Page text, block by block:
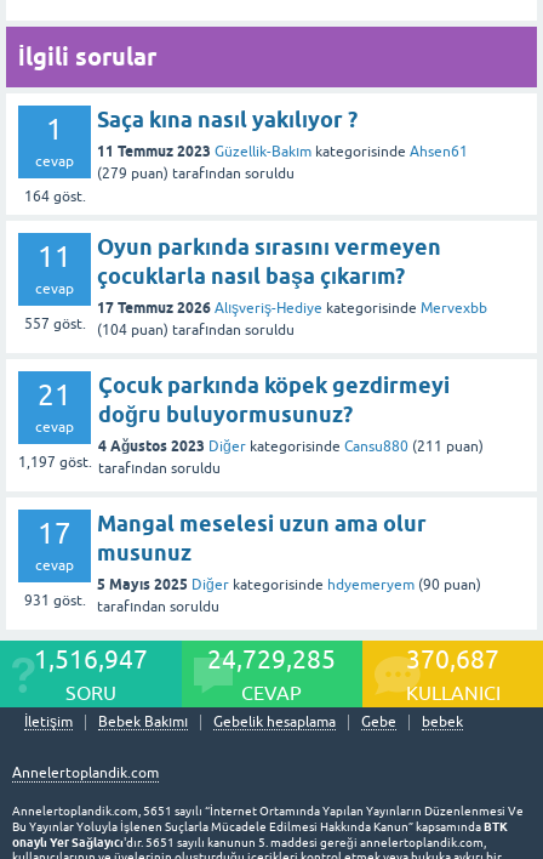
İlgili sorular
1
cevap
164göst.
Saça kına nasıl yakılıyor ?
11 Temmuz 2023 Güzellik-Bakım kategorisinde Ahsen61
(279 puan) tarafından soruldu
11
cevap
557 göst.
Oyun parkında sırasını vermeyen
çocuklarla nasıl başa çıkarım?
17 Temmuz 2026 Alışveriş-Hediye kategorisinde Mervexbb
(104 puan) tarafından soruldu
21
cevap
1,197 göst.
Çocuk parkında köpek gezdirmeyi
doğru buluyormusunuz?
4 Ağustos 2023 Diğer kategorisinde Cansu880 (211 puan)
tarafından soruldu
17
cevap
931 göst.
Mangal meselesi uzun ama olur
musunuz
5 Mayıs 2025 Diğer kategorisinde hdyemeryem (90 puan)
tarafından soruldu
1,516,947
SORU
24,729,285
CEVAP
370,687
KULLANICI
İletişim Bebek Bakımı Gebelik hesaplama Gebe bebek
Annelertoplandik.com
Annelertoplandik.com, 5651 sayılı “İnternet Ortamında Yapılan Yayınların Düzenlenmesi Ve
Bu Yayınlar Yoluyla İşlenen Suçlarla Mücadele Edilmesi Hakkında Kanun” kapsamındaBTK
onaylı Yer Sağlayıcı'dır. 5651 sayılı kanunun 5. maddesi gereği annelertoplandik.com,